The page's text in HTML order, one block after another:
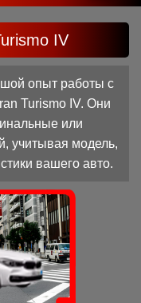
IV
опыт работы с
Turismo IV. Они
или
учитывая модель,
вашего авто.